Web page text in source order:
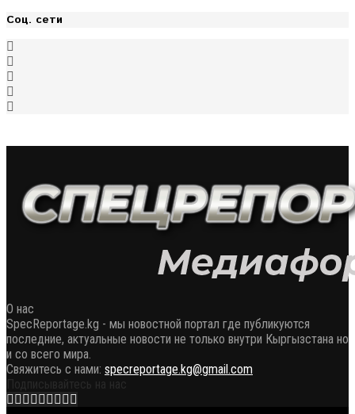
Соц. сети
О нас
SpecReportage.kg - мы новостной портал где публикуются
последние, актуальные новости не только внутри Кыргызстана но
и со всего мира.
Свяжитесь с нами: specreportage.kg@gmail.com
Подписывайтесь на нас
Facebook
Twitter
Instagram
Youtube
Email
VkTelegram
Whatsapp